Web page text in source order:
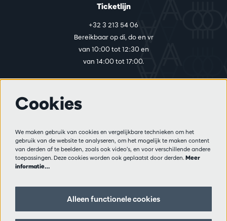
Ticketlijn
+32 3 213 54 06
Bereikbaar op di, do en vr
van 10:00 tot 12:30 en
van 14:00 tot 17:00.
Privacy
Verkoopsvoorwaarden
Pers
Volg ons
Cookies
We maken gebruik van cookies en vergelijkbare technieken om het
gebruik van de website te analyseren, om het mogelijk te maken content
van derden af te beelden, zoals ook video’s, en voor verschillende andere
toepassingen. Deze cookies worden ook geplaatst door derden. Meer
informatie…
Alleen functionele cookies